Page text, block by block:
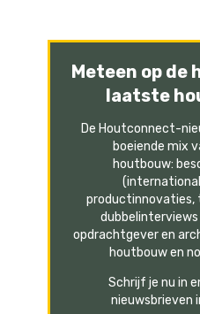
Meteen op de
laatste
De Houtconnect-
boeiende mix
houtbouw:
productinnovaties,
opdrachtgever en
houtbouw en
Schrijf je nu in
nieuwsbrieven